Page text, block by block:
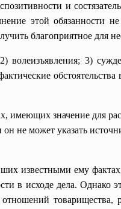
и
этой обязанности
благоприятное для
волеизъявления; 3)
обстоятельства
имеющих значение для
не может указать
известными ему
в исходе дела. Однако
товарищества,